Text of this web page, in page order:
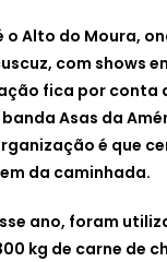
o Alto do Moura,
com shows
fica por conta
Asas da
é que
da caminhada.
ano, foram
kg de carne de